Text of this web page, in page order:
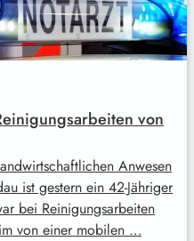
von
Anwesen
ist gestern ein 42-Jähriger
bei Reinigungsarbeiten
von einer mobilen …